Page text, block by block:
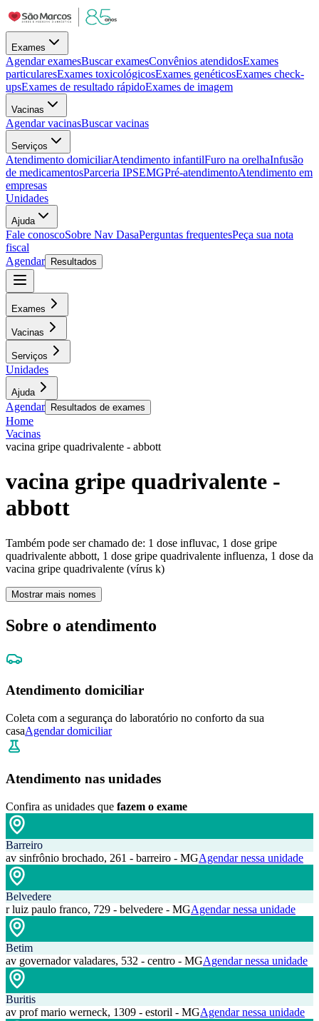
Exames
Agendar examesBuscar examesConvênios atendidosExames
particularesExames toxicológicosExames genéticosExames check-
upsExames de resultado rápidoExames de imagem
Vacinas
Agendar vacinasBuscar vacinas
Serviços
Atendimento domiciliarAtendimento infantilFuro na orelhaInfusão
de medicamentosParceria IPSEMGPré-atendimentoAtendimento em
empresas
Unidades
Ajuda
Fale conoscoSobre Nav DasaPerguntas frequentesPeça sua nota
fiscal
Agendar
Resultados
Exames
Vacinas
Serviços
Unidades
Ajuda
Agendar Resultados de exames
Home
Vacinas
vacina gripe quadrivalente - abbott
vacina gripe quadrivalente -
abbott
Também pode ser chamado de: 1 dose influvac, 1 dose gripe
quadrivalente abbott, 1 dose gripe quadrivalente influenza, 1 dose da
vacina gripe quadrivalente (vírus k)
Mostrar mais nomes
Sobre o atendimento
Atendimento domiciliar
Coleta com a segurança do laboratório no conforto da sua
casaAgendar domiciliar
Atendimento nas unidades
Confira as unidades que fazem o exame
Barreiro
av sinfrônio brochado, 261 - barreiro - MGAgendar nessa unidade
Belvedere
r luiz paulo franco, 729 - belvedere - MGAgendar nessa unidade
Betim
av governador valadares, 532 - centro - MGAgendar nessa unidade
Buritis
av prof mario werneck, 1309 - estoril - MGAgendar nessa unidade